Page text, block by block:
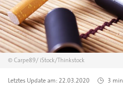
©Carpe89/ iStock/Thinkstock
Letztes Update am:22.03.2020 3 min